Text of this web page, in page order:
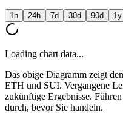
1h 24h 7d 30d 90d 1y
Loading chart data...
Das obige Diagramm zeigt
ETH und SUI. Vergangene
zukünftige Ergebnisse.
durch, bevor Sie handeln.